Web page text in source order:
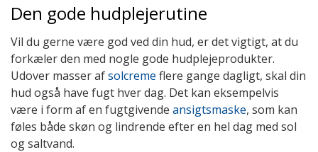
Den gode hudplejerutine
Vil du gerne være god ved din hud, er det vigtigt, at du
forkæler den med nogle gode hudplejeprodukter.
Udover masser afsolcreme flere gange dagligt, skal din
hud også have fugt hver dag. Det kan eksempelvis
være i form af en fugtgivende ansigtsmaske, som kan
føles både skøn og lindrende efter en hel dag med sol
og saltvand.